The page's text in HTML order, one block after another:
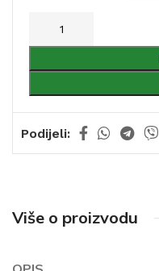
Podijeli:
Više o proizvodu